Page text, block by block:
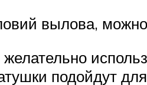
вылова,
подойдут